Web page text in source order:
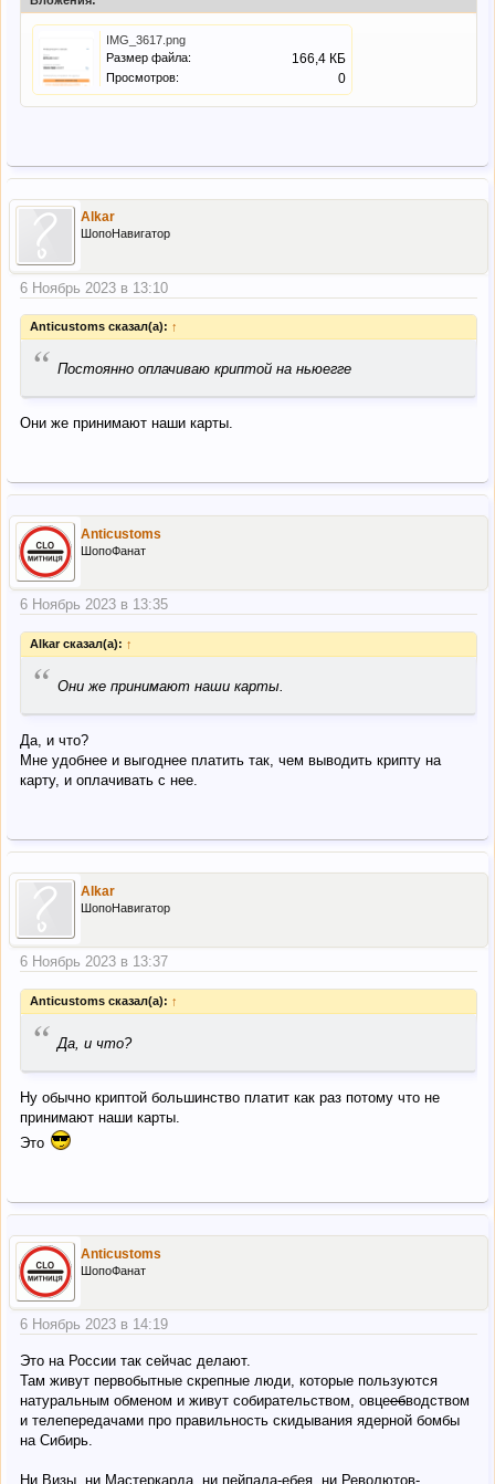
IMG_3617.png
Размер файла:
166,4 КБ
Просмотров: 0
Alkar
ШопоНавигатор
6 Ноябрь 2023 в 13:10
Anticustoms сказал(а): ↑
“ Постоянно оплачиваю криптой на ньюегге
Они же принимают наши карты.
Anticustoms
ШопоФанат
6 Ноябрь 2023 в 13:35
Alkar сказал(а): ↑
“ Они же принимают наши карты.
Да, и что?
Мне удобнее и выгоднее платить так, чем выводить крипту на
карту, и оплачивать с нее.
Alkar
ШопоНавигатор
6 Ноябрь 2023 в 13:37
Anticustoms сказал(а): ↑
“ Да, и что?
Ну обычно криптой большинство платит как раз потому что не
принимают наши карты.
Это
Anticustoms
ШопоФанат
6 Ноябрь 2023 в 14:19
Это на России так сейчас делают.
Там живут первобытные скрепные люди, которые пользуются
натуральным обменом и живут собирательством, овцеебводством
и телепередачами про правильность скидывания ядерной бомбы
на Сибирь.
Ни Визы, ни Мастеркарда, ни пейпала-ебея, ни Револютов-